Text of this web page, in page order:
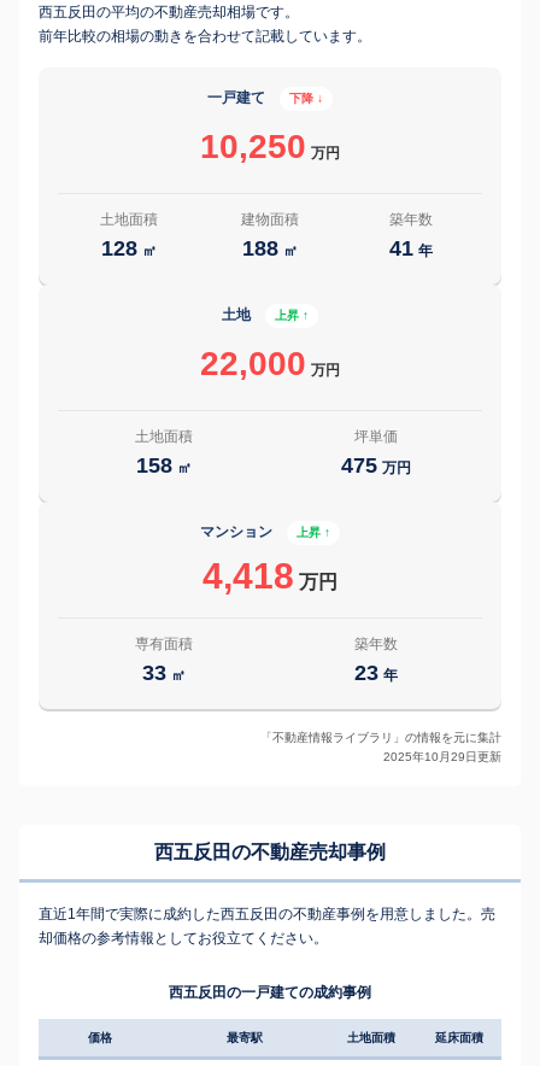
西五反田の平均の不動産売却相場です。
前年比較の相場の動きを合わせて記載しています。
一戸建て 下降 ↓
10,250 万円
土地面積
128 ㎡
建物面積
188 ㎡
築年数
41 年
土地 上昇 ↑
22,000 万円
土地面積
158 ㎡
坪単価
475 万円
マンション 上昇 ↑
4,418 万円
専有面積
33 ㎡
築年数
23 年
「不動産情報ライブラリ」の情報を元に集計
2025年10月29日更新
西五反田の不動産売却事例
直近1年間で実際に成約した西五反田の不動産事例を用意しました。売
却価格の参考情報としてお役立てください。
西五反田の一戸建ての成約事例
価格 最寄駅 土地面積 延床面積